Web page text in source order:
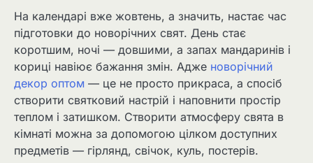
На календарі вже жовтень, а значить, настає час
підготовки до новорічних свят. День стає
коротшим, ночі — довшими, а запах мандаринів і
кориці навіює бажання змін. Адже новорічний
декор оптом — це не просто прикраса, а спосіб
створити святковий настрій і наповнити простір
теплом і затишком. Створити атмосферу свята в
кімнаті можна за допомогою цілком доступних
предметів — гірлянд, свічок, куль, постерів.